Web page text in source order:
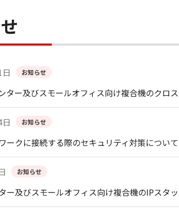
お知らせ
ター及びスモールオフィス向け複合機のクロ
お知らせ
ークに接続する際のセキュリティ対策について
お知らせ
ー及びスモールオフィス向け複合機のIPスタ